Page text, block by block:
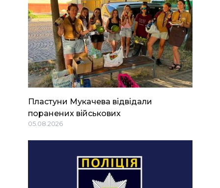
Пластуни Мукачева відвідали
поранених військових
05.08.2026